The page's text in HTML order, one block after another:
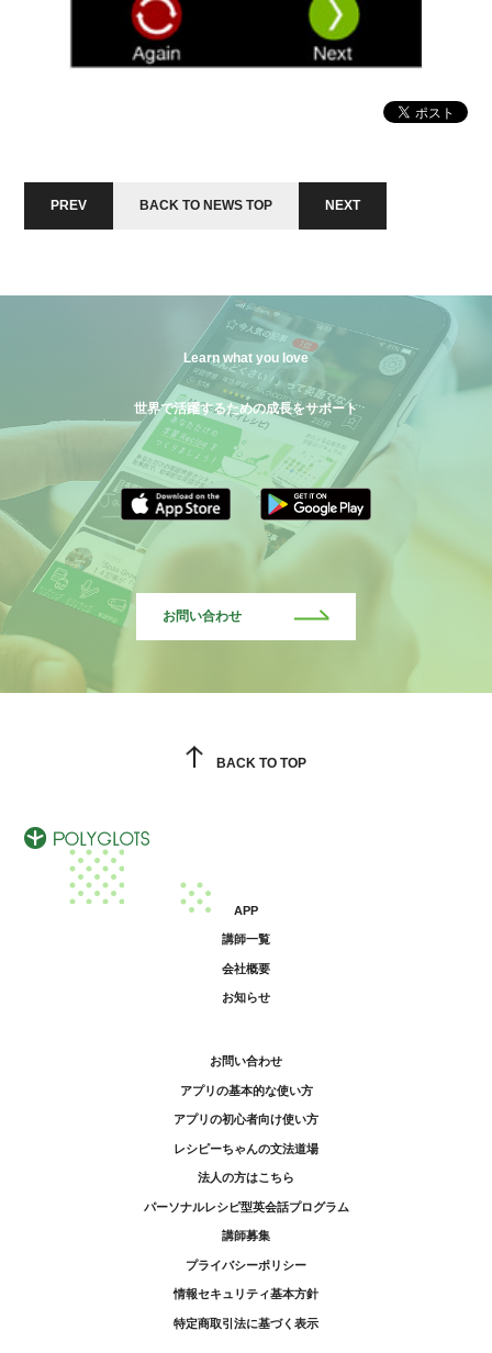
PREV BACK TO NEWS TOP NEXT
Learn what you love
世界で活躍するための成長をサポート
お問い合わせ
BACK TO TOP
APP
講師一覧
会社概要
お知らせ
お問い合わせ
アプリの基本的な使い方
アプリの初心者向け使い方
レシピーちゃんの文法道場
法人の方はこちら
パーソナルレシピ型英会話プログラム
講師募集
プライバシーポリシー
情報セキュリティ基本方針
特定商取引法に基づく表示